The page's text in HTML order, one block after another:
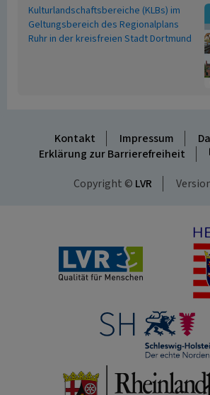
Kulturlandschaftsbereiche (KLBs) im
Geltungsbereich des Regionalplans
Ruhr in der kreisfreien Stadt Dortmund
Kontakt Impressum
Erklärung zur Barrierefreiheit
Copyright © LVR